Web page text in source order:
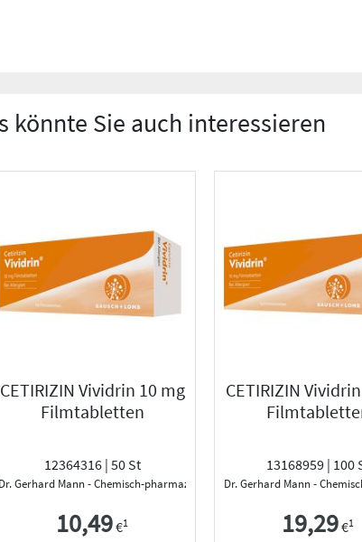
könnte Sie auch interessieren
CETIRIZIN Vividrin 10 mg
Filmtabletten
12364316 | 50 St
Dr. Gerhard Mann - Chemisch-pharmazeutische Fab...
10,49€1
CETIRIZIN
13168959 | 100
Dr. Gerhard Mann -
19,29€1